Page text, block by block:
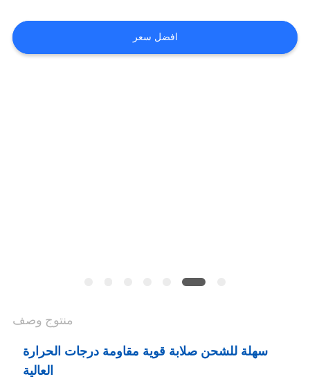
SITEMAP
افضل سعر
منتوج وصف
سهلة للشحن صلابة قوية مقاومة درجات الحرارة
العالية